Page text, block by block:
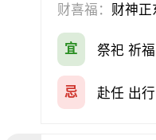
财喜福： 财神
宜 祭祀 祈
忌 赴任 出